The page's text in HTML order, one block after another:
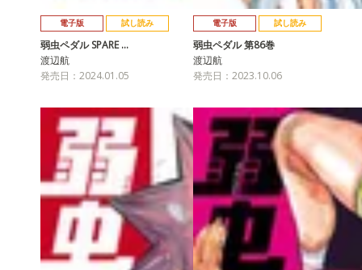
電子版 試し読み
弱虫ペダル SPARE …
渡辺航
発売日：2024.01.05
電子版 試し読み
弱虫ペダル 第86巻
渡辺航
発売日：2023.10.06